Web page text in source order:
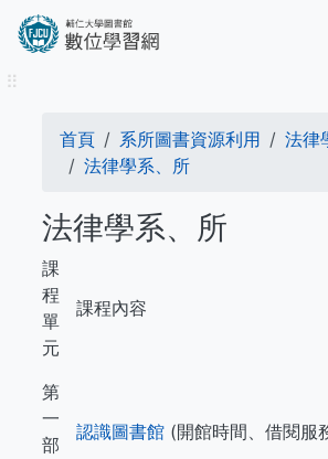
內
⠿
導
航
連
結
首頁 系所圖書資源利用
法律
法律學系、所
法律學系、所
課
程
單
元
課程內容
第
一
部
認識圖書館 (開館時間、借閱服